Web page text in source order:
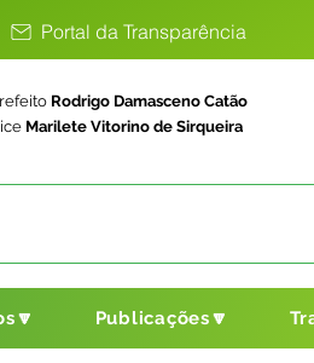
Portal da Transparência
Rodrigo Damasceno Catão
Marilete Vitorino de Sirqueira
Publicações🔽